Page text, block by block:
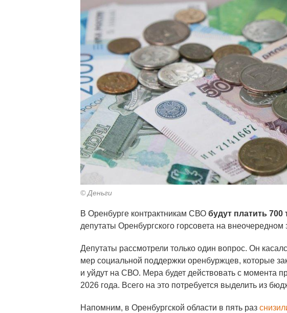
© Деньги
В Оренбурге контрактникам СВО будут платить 700
депутаты Оренбургского горсовета на внеочередном
Депутаты рассмотрели только один вопрос. Он
мер социальной поддержки оренбуржцев, которые
и уйдут на СВО. Мера будет действовать с момента
2026 года. Всего на это потребуется выделить из
Напомним, в Оренбургской области в пять раз